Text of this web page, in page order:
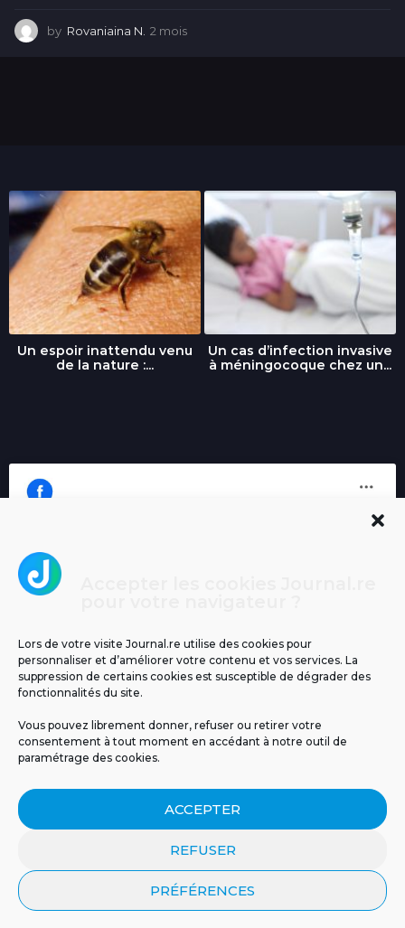
Lors de votre visite Journal.re utilise des cookies pour
personnaliser et d’améliorer votre contenu et vos services. La
suppression de certains cookies est susceptible de dégrader des
fonctionnalités du site.
Vous pouvez librement donner, refuser ou retirer votre
consentement à tout moment en accédant à notre outil de
paramétrage des cookies.
ACCEPTER
REFUSER
PRÉFÉRENCES
by Rovaniaina N. 2 mois
Un espoir inattendu venu
de la nature :...
Un cas d’infection invasive
à méningocoque chez un...
MENTIONS LÉGALES PUBLICITÉ
BLOG
NOS ÉMISSIONS
POLITIQUE DE CONFIDENTIALITÉ
CONTACT
© 2026 Tous droits réservés